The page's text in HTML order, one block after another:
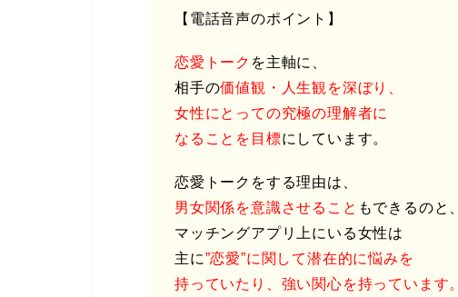
【電話音声のポイント】
恋愛トーク を主軸に、
相手の価値観・人生観を深ぼり、
女性にとっての究極の理解者に
なることを目標にしています。
恋愛トークをする理由は、
男女関係を意識させること もできるのと、
マッチングアプリ上にいる女性は
主に”恋愛”に関して潜在的に悩みを
持っていたり、強い関心を持っています。